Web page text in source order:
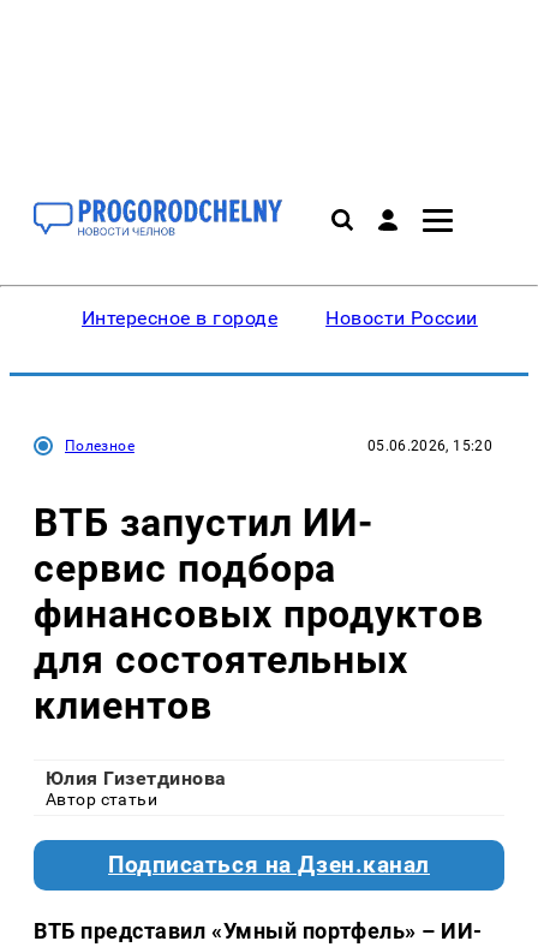
Интересное в городе Новости России
Полезное 05.06.2026, 15:20
ВТБ запустил ИИ-
сервис подбора
финансовых продуктов
для состоятельных
клиентов
Юлия Гизетдинова
Автор статьи
Подписаться на Дзен.канал
ВТБ представил «Умный портфель» – ИИ-